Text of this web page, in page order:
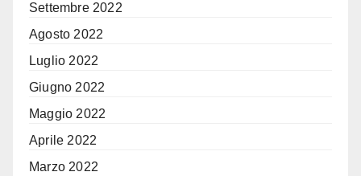
Settembre 2022
Agosto 2022
Luglio 2022
Giugno 2022
Maggio 2022
Aprile 2022
Marzo 2022